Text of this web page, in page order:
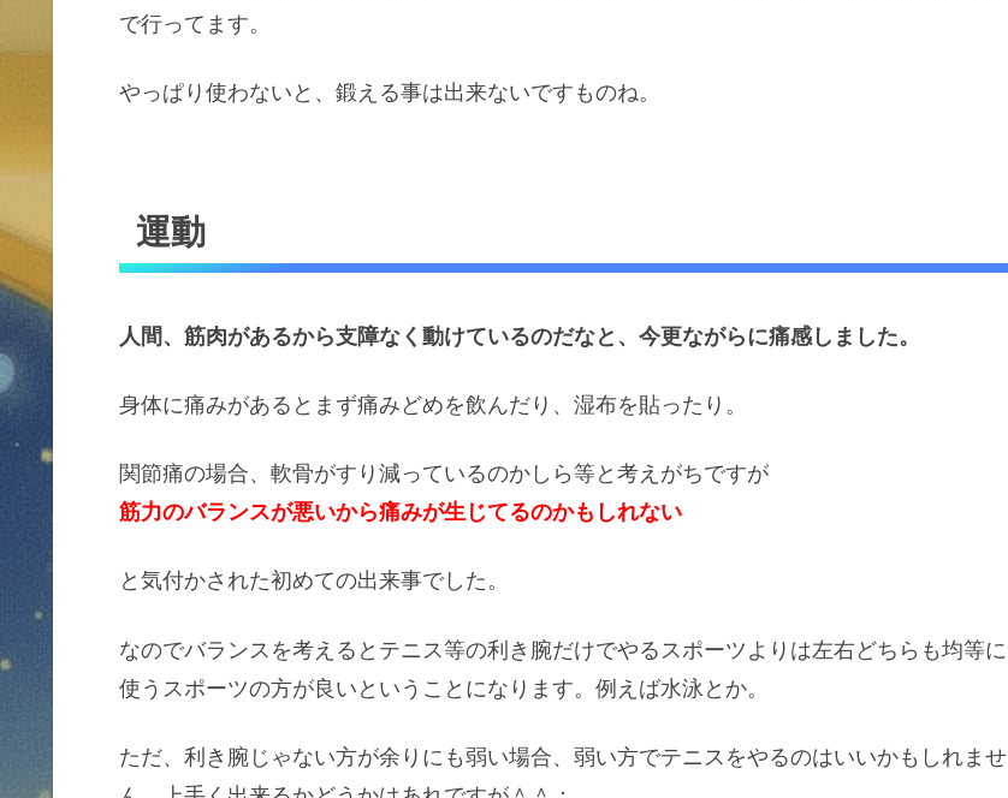
で行ってます。
やっぱり使わないと、鍛える事は出来ないですものね。
運動
人間、筋肉があるから支障なく動けているのだなと、今更ながらに痛感しました。
身体に痛みがあるとまず痛みどめを飲んだり、湿布を貼ったり。
関節痛の場合、軟骨がすり減っているのかしら等と考えがちですが
筋力のバランスが悪いから痛みが生じてるのかもしれない
と気付かされた初めての出来事でした。
なのでバランスを考えるとテニス等の利き腕だけでやるスポーツよりは左右どちらも均等に
使うスポーツの方が良いということになります。例えば水泳とか。
ただ、利き腕じゃない方が余りにも弱い場合、弱い方でテニスをやるのはいいかもしれませ